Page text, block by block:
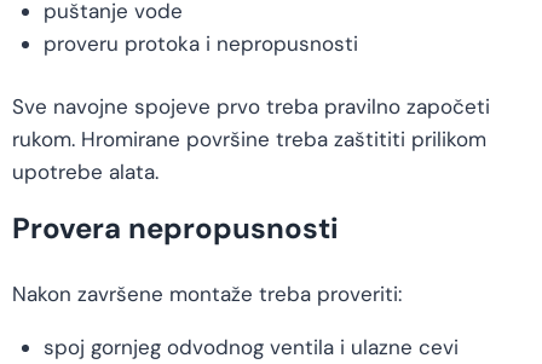
puštanje vode
proveru protoka i nepropusnosti
Sve navojne spojeve prvo treba pravilno započeti
rukom. Hromirane površine treba zaštititi prilikom
upotrebe alata.
Provera nepropusnosti
Nakon završene montaže treba proveriti:
spoj gornjeg odvodnog ventila i ulazne cevi